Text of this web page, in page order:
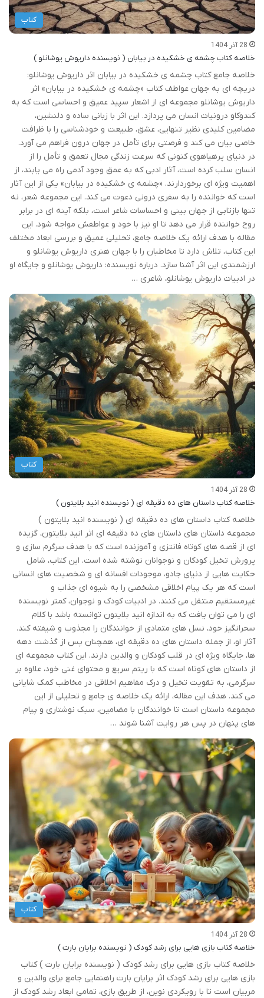
کتاب
28 آذر 1404
خلاصه کتاب چشمه ی خشکیده در بیابان ( نویسنده داریوش یوشانلو )
خلاصه جامع کتاب چشمه ی خشکیده در بیابان اثر داریوش یوشانلو:
دریچه ای به جهان عواطف کتاب «چشمه ی خشکیده در بیابان» اثر
داریوش یوشانلو مجموعه ای از اشعار سپید عمیق و احساسی است که به
کندوکاو درونیات انسان می پردازد. این اثر با زبانی ساده و دلنشین،
مضامین کلیدی نظیر تنهایی، عشق، طبیعت و خودشناسی را با ظرافت
خاصی بیان می کند و فرصتی برای تأمل در جهان درون فراهم می آورد.
در دنیای پرهیاهوی کنونی که سرعت زندگی مجال تعمق و تأمل را از
انسان سلب کرده است، آثار ادبی که به عمق وجود آدمی راه می یابند، از
اهمیت ویژه ای برخوردارند. «چشمه ی خشکیده در بیابان» یکی از این آثار
است که خواننده را به سفری درونی دعوت می کند. این مجموعه شعر، نه
تنها بازتابی از جهان بینی و احساسات شاعر است، بلکه آینه ای در برابر
روح خواننده قرار می دهد تا او نیز با خود و عواطفش مواجه شود. این
مقاله با هدف ارائه یک خلاصه جامع، تحلیلی عمیق و بررسی ابعاد مختلف
این کتاب، تلاش دارد تا مخاطبان را با جهان هنری داریوش یوشانلو و
ارزشمندی این اثر آشنا سازد. درباره نویسنده: داریوش یوشانلو و جایگاه او
در ادبیات داریوش یوشانلو، شاعری …
کتاب
28 آذر 1404
خلاصه کتاب داستان های ده دقیقه ای ( نویسنده انید بلایتون )
خلاصه کتاب داستان های ده دقیقه ای ( نویسنده انید بلایتون )
مجموعه داستان های داستان های ده دقیقه ای اثر انید بلایتون، گزیده
ای از قصه های کوتاه فانتزی و آموزنده است که با هدف سرگرم سازی و
پرورش تخیل کودکان و نوجوانان نوشته شده است. این کتاب، شامل
حکایت هایی از دنیای جادو، موجودات افسانه ای و شخصیت های انسانی
است که هر یک پیام اخلاقی مشخصی را به شیوه ای جذاب و
غیرمستقیم منتقل می کنند. در ادبیات کودک و نوجوان، کمتر نویسنده
ای را می توان یافت که به اندازه انید بلایتون توانسته باشد با کلام
سحرانگیز خود، نسل های متمادی از خوانندگان را مجذوب و شیفته کند.
آثار او، از جمله داستان های ده دقیقه ای، همچنان پس از گذشت دهه
ها، جایگاه ویژه ای در قلب کودکان و والدین دارند. این کتاب مجموعه ای
از داستان های کوتاه است که با ریتم سریع و محتوای غنی خود، علاوه بر
سرگرمی، به تقویت تخیل و درک مفاهیم اخلاقی در مخاطب کمک شایانی
می کند. هدف این مقاله، ارائه یک خلاصه ی جامع و تحلیلی از این
مجموعه داستان است تا خوانندگان با مضامین، سبک نوشتاری و پیام
های پنهان در پس هر روایت آشنا شوند …
کتاب
28 آذر 1404
خلاصه کتاب بازی هایی برای رشد کودک ( نویسنده برایان بارت )
خلاصه کتاب بازی هایی برای رشد کودک ( نویسنده برایان بارت ) کتاب
بازی هایی برای رشد کودک اثر برایان بارت راهنمایی جامع برای والدین و
مربیان است تا با رویکردی نوین، از طریق بازی، تمامی ابعاد رشد کودک از